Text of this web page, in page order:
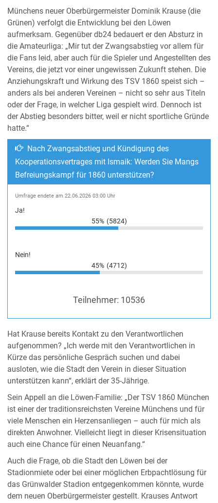
Münchens neuer Oberbürgermeister Dominik Krause (die
Grünen) verfolgt die Entwicklung bei den Löwen
aufmerksam. Gegenüber db24 bedauert er den Absturz in
die Amateurliga: „Mir tut der Zwangsabstieg vor allem für
die Fans leid, aber auch für die Spieler und Angestellten des
Vereins, die jetzt vor einer ungewissen Zukunft stehen. Die
Anziehungskraft und Wirkung des TSV 1860 speist sich –
anders als bei anderen Vereinen – nicht so sehr aus Titeln
oder der Frage, in welcher Liga gespielt wird. Dennoch ist
der Abstieg besonders bitter, weil er nicht sportliche Gründe
hatte.“
Nach Zwangsabstieg und Kündigung des
Kooperationsvertrages mit Ismaik: Werden Sie Mangs
Befreiungskampf für 1860 unterstützen?
Umfrage endete am 22.06.2026 03:00 Uhr
Ja!
55% (5824)
Nein!
45% (4712)
Teilnehmer: 10536
Hat Krause bereits Kontakt zu den Verantwortlichen
aufgenommen? „Ich werde mit den Verantwortlichen in
Kürze das persönliche Gespräch suchen und dabei
ausloten, wie die Stadt den Verein in dieser Situation
unterstützen kann“, erklärt der 35-Jährige.
Sein Appell an die Löwen-Familie: „Der TSV 1860 München
ist einer der traditionsreichsten Vereine Münchens und für
viele Menschen ein Herzensanliegen – auch für mich als
direkten Anwohner. Vielleicht liegt in dieser Krisensituation
auch eine Chance für einen Neuanfang.“
Auch die Frage, ob die Stadt den Löwen bei der
Stadionmiete oder bei einer möglichen Erbpachtlösung für
das Grünwalder Stadion entgegenkommen könnte, wurde
dem neuen Oberbürgermeister gestellt. Krauses Antwort